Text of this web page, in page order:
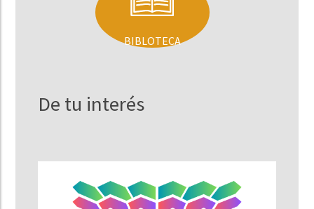
BIBLOTECA
De tu interés